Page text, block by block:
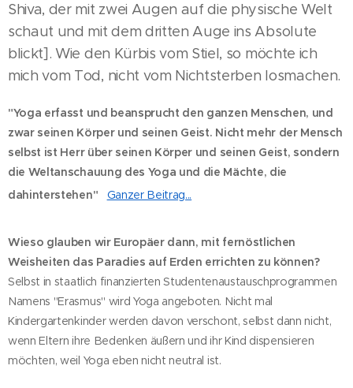
Shiva, der mit zwei Augen auf die physische Welt
schaut und mit dem dritten Auge ins Absolute
blickt]. Wie den Kürbis vom Stiel, so möchte ich
mich vom Tod, nicht vom Nichtsterben losmachen.
"Yoga erfasst und beansprucht den ganzen Menschen, und
zwar seinen Körper und seinen Geist. Nicht mehr der Mensch
selbst ist Herr über seinen Körper und seinen Geist, sondern
die Weltanschauung des Yoga und die Mächte, die
dahinterstehen"
Ganzer Beitrag...
Wieso glauben wir Europäer dann, mit fernöstlichen
Weisheiten das Paradies auf Erden errichten zu können?
Selbst in staatlich finanzierten Studentenaustauschprogrammen
Namens "Erasmus" wird Yoga angeboten. Nicht mal
Kindergartenkinder werden davon verschont, selbst dann nicht,
wenn Eltern ihre Bedenken äußern und ihr Kind dispensieren
möchten, weil Yoga eben nicht neutral ist.